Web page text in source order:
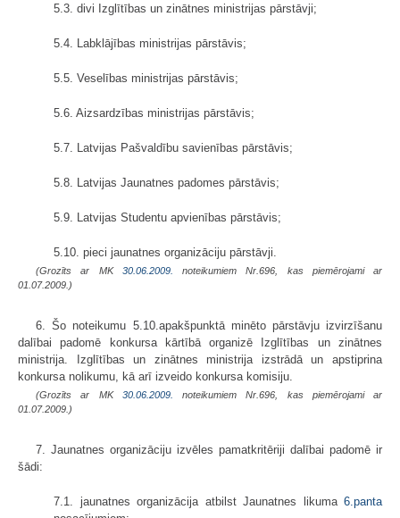
5.3. divi Izglītības un zinātnes ministrijas pārstāvji;
5.4. Labklājības ministrijas pārstāvis;
5.5. Veselības ministrijas pārstāvis;
5.6. Aizsardzības ministrijas pārstāvis;
5.7. Latvijas Pašvaldību savienības pārstāvis;
5.8. Latvijas Jaunatnes padomes pārstāvis;
5.9. Latvijas Studentu apvienības pārstāvis;
5.10. pieci jaunatnes organizāciju pārstāvji.
(Grozīts ar MK 30.06.2009.
noteikumiem Nr.696, kas piemērojami ar
01.07.2009.)
6. Šo noteikumu 5.10.apakšpunktā minēto pārstāvju izvirzīšanu
dalībai padomē konkursa kārtībā organizē Izglītības un zinātnes
ministrija. Izglītības un zinātnes ministrija izstrādā un apstiprina
konkursa nolikumu, kā arī izveido konkursa komisiju.
(Grozīts ar MK 30.06.2009.
noteikumiem Nr.696, kas piemērojami ar
01.07.2009.)
7. Jaunatnes organizāciju izvēles pamatkritēriji dalībai padomē ir
šādi:
7.1. jaunatnes organizācija atbilst Jaunatnes likuma 6.panta